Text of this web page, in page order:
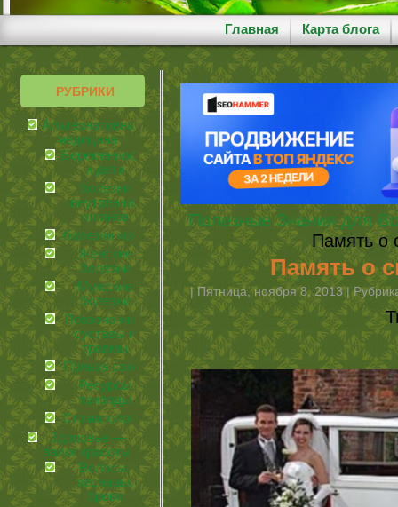
Главная Карта блога
РУБРИКИ
Альтернативная
медицина
Беременность
и дети
болезни
внутренних
органов
болезни кожи
Женские
болезни
Мужские
болезни
Позвоночник,
суставы и
травмы
Польза соков
Ресурсы
природы
Стоматология
Здоровье —
залог красоты
Волосы,
ресницы,
брови
Полезные Знания для
Память о
Память о
| Пятница, ноября 8, 2013 |